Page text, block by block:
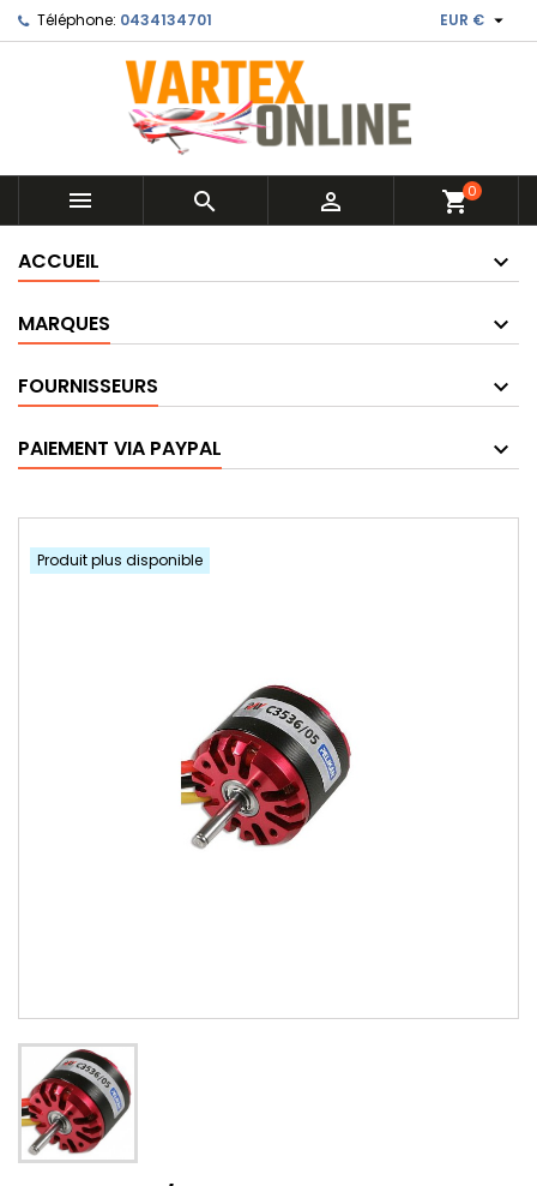
Téléphone: 0434134701 EUR € 
   shopping_cart0
ACCUEIL
MARQUES
FOURNISSEURS
PAIEMENT VIA PAYPAL
Produit plus disponible